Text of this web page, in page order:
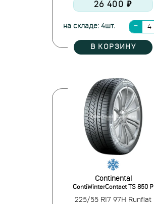
26 400 ₽
на складе: 4шт.
В КОРЗИНУ
Continental
ContiWinterContact TS 850 P
225/55 R17 97H Runflat